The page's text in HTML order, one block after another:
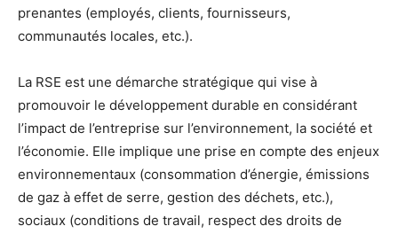
prenantes (employés, clients, fournisseurs,
communautés locales, etc.).
La RSE est une démarche stratégique qui vise à
promouvoir le développement durable en considérant
l’impact de l’entreprise sur l’environnement, la société et
l’économie. Elle implique une prise en compte des enjeux
environnementaux (consommation d’énergie, émissions
de gaz à effet de serre, gestion des déchets, etc.),
sociaux (conditions de travail, respect des droits de